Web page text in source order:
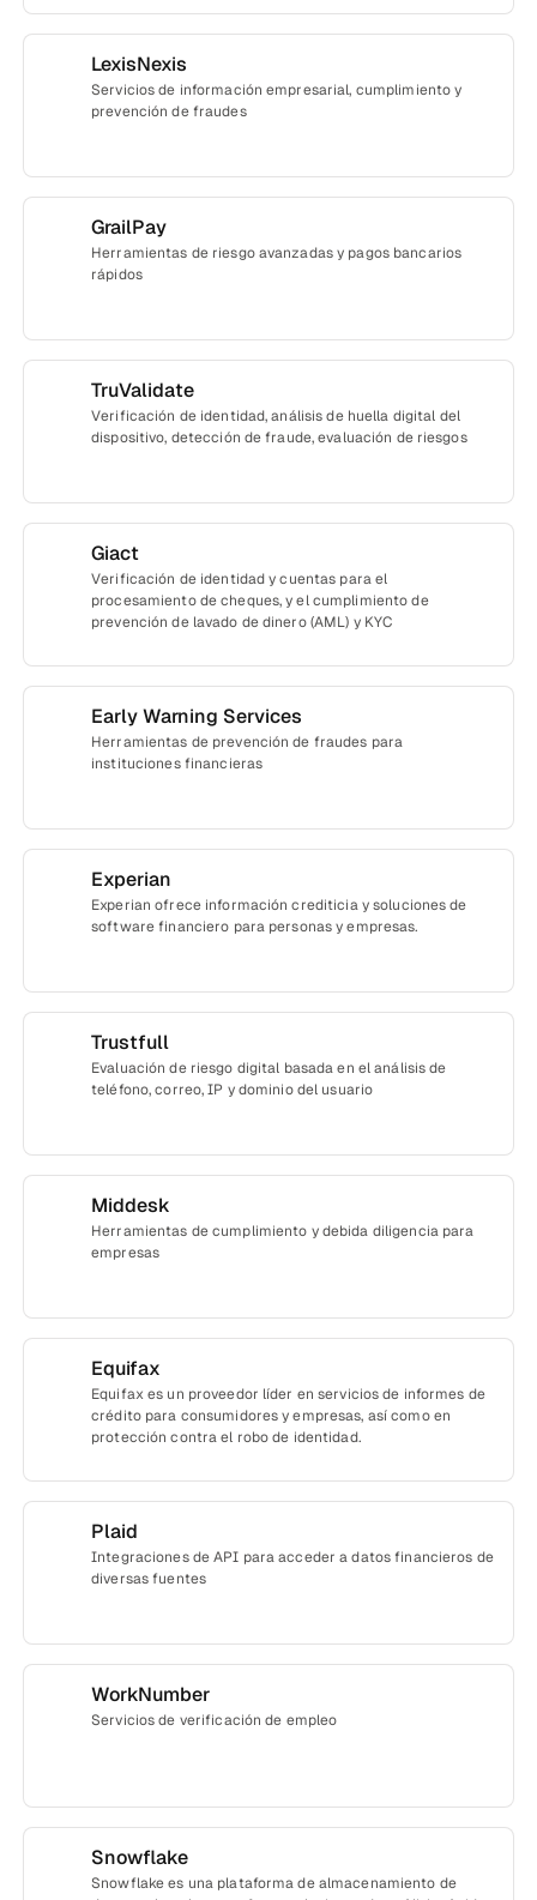
LexisNexis
Servicios de información empresarial, cumplimiento y
prevención de fraudes
GrailPay
Herramientas de riesgo avanzadas y pagos bancarios
rápidos
TruValidate
Verificación de identidad, análisis de huella digital del
dispositivo, detección de fraude, evaluación de riesgos
Giact
Verificación de identidad y cuentas para el
procesamiento de cheques, y el cumplimiento de
prevención de lavado de dinero (AML) y KYC
Early Warning Services
Herramientas de prevención de fraudes para
instituciones financieras
Experian
Experian ofrece información crediticia y soluciones de
software financiero para personas y empresas.
Trustfull
Evaluación de riesgo digital basada en el análisis de
teléfono, correo, IP y dominio del usuario
Middesk
Herramientas de cumplimiento y debida diligencia para
empresas
Equifax
Equifax es un proveedor líder en servicios de informes de
crédito para consumidores y empresas, así como en
protección contra el robo de identidad.
Plaid
Integraciones de API para acceder a datos financieros de
diversas fuentes
WorkNumber
Servicios de verificación de empleo
Snowflake
Snowflake es una plataforma de almacenamiento de